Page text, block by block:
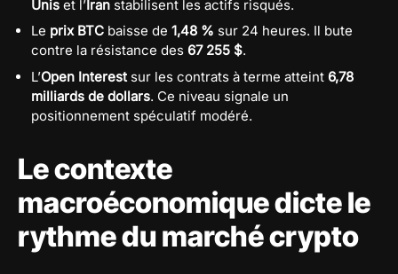
Unis et l’Iran stabilisent les actifs risqués.
Le prix BTC baisse de 1,48 % sur 24 heures. Il bute
contre la résistance des 67 255 $.
L’Open Interestsur les contrats à terme atteint 6,78
milliards de dollars. Ce niveau signale un
positionnement spéculatif modéré.
Le contexte
macroéconomique dicte le
rythme du marché crypto